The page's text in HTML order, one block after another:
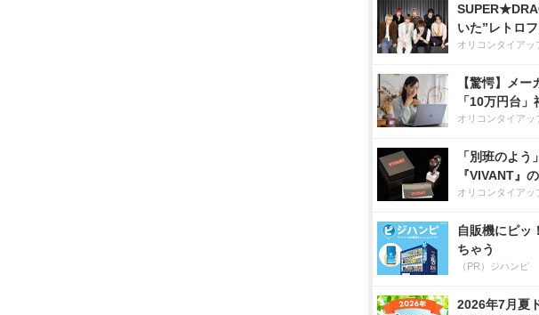
いた”レトロ
オリコンタイアッ
【驚愕】メ
「10万円台
オリコンタイアッ
「別班のよう
『VIVANT』
オリコンタイアッ
自販機にピッ
ちゃう
（PR）ジハンピ
2026年7月夏